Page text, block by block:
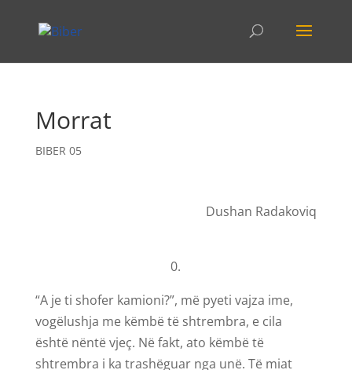
Morrat
BIBER 05
Dushan Radakoviq
0.
“A je ti shofer kamioni?”, më pyeti vajza ime,
vogëlushja me këmbë të shtrembra, e cila
është nëntë vjeç. Në fakt, ato këmbë të
shtrembra i ka trashëguar nga unë. Të miat